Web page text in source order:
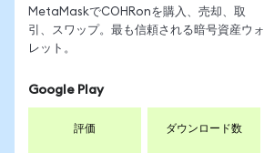
MetaMaskでCOHRonを購入、売却、取
引、スワップ。最も信頼される暗号資産ウォ
レット。
Google Play
評価 ダウンロード数